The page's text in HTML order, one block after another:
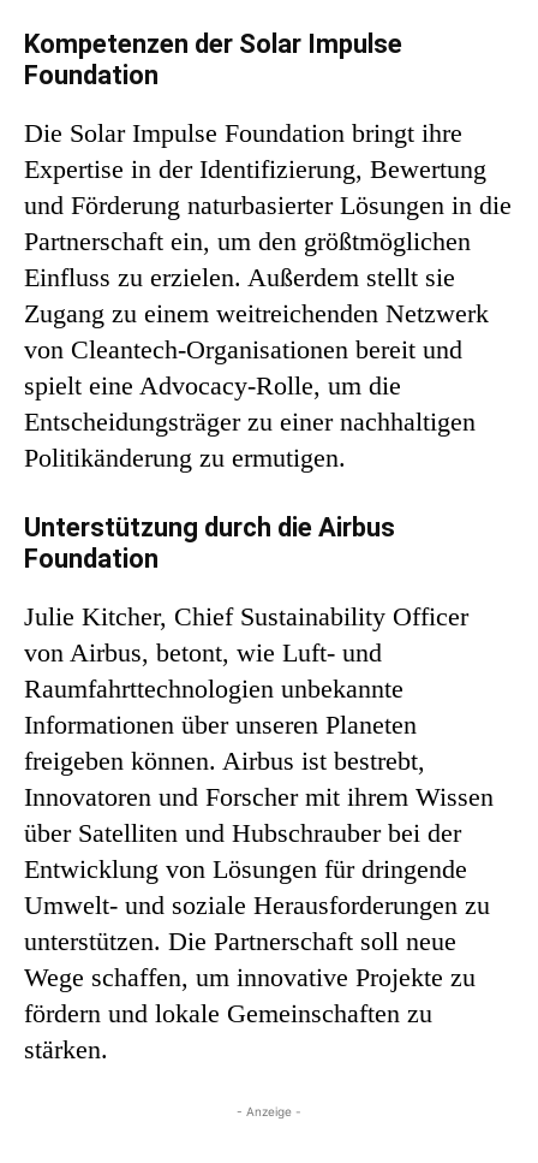
Kompetenzen der Solar Impulse
Foundation
Die Solar Impulse Foundation bringt ihre
Expertise in der Identifizierung, Bewertung
und Förderung naturbasierter Lösungen in die
Partnerschaft ein, um den größtmöglichen
Einfluss zu erzielen. Außerdem stellt sie
Zugang zu einem weitreichenden Netzwerk
von Cleantech-Organisationen bereit und
spielt eine Advocacy-Rolle, um die
Entscheidungsträger zu einer nachhaltigen
Politikänderung zu ermutigen.
Unterstützung durch die Airbus
Foundation
Julie Kitcher, Chief Sustainability Officer
von Airbus, betont, wie Luft- und
Raumfahrttechnologien unbekannte
Informationen über unseren Planeten
freigeben können. Airbus ist bestrebt,
Innovatoren und Forscher mit ihrem Wissen
über Satelliten und Hubschrauber bei der
Entwicklung von Lösungen für dringende
Umwelt- und soziale Herausforderungen zu
unterstützen. Die Partnerschaft soll neue
Wege schaffen, um innovative Projekte zu
fördern und lokale Gemeinschaften zu
stärken.
- Anzeige -